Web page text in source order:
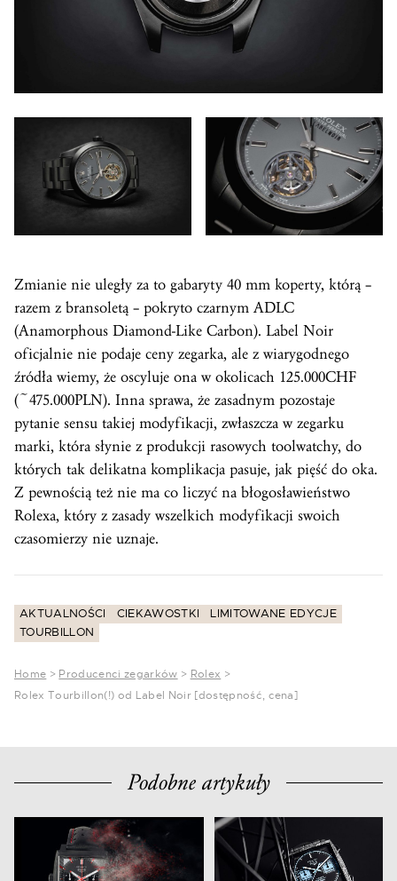
Zmianie nie uległy za to gabaryty 40 mm koperty, którą –
razem z bransoletą – pokryto czarnym ADLC
(Anamorphous Diamond-Like Carbon). Label Noir
oficjalnie nie podaje ceny zegarka, ale z wiarygodnego
źródła wiemy, że oscyluje ona w okolicach 125.000CHF
(~475.000PLN). Inna sprawa, że zasadnym pozostaje
pytanie sensu takiej modyfikacji, zwłaszcza w zegarku
marki, która słynie z produkcji rasowych toolwatchy, do
których tak delikatna komplikacja pasuje, jak pięść do oka.
Z pewnością też nie ma co liczyć na błogosławieństwo
Rolexa, który z zasady wszelkich modyfikacji swoich
czasomierzy nie uznaje.
AKTUALNOŚCI CIEKAWOSTKI
LIMITOWANE EDYCJE
TOURBILLON
Home > Producenci zegarków > Rolex >
Rolex Tourbillon(!) od Label Noir [dostępność, cena]
Podobne artykuły